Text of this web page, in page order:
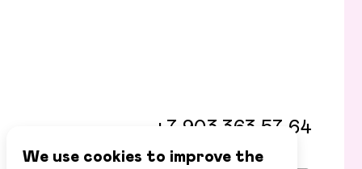
+7 903 363 57 64
We use cookies to improve the